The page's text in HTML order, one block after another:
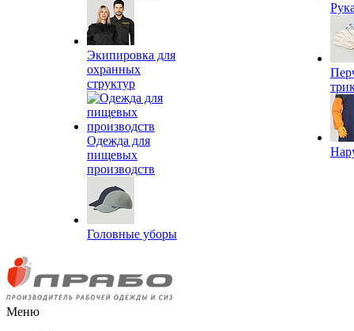
Экипировка для
охранных
структур
Одежда для
пищевых
производств
Головные уборы
Меню